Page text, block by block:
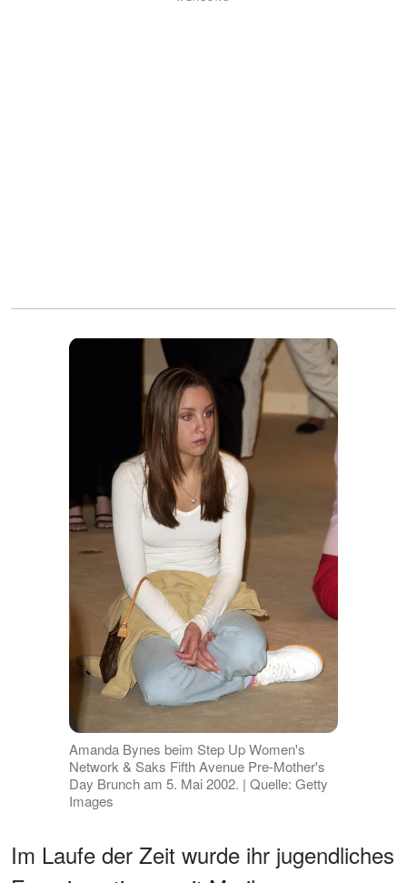
Amanda Bynes beim Step Up Women's
Network & Saks Fifth Avenue Pre-Mother's
Day Brunch am 5. Mai 2002. | Quelle: Getty
Images
Im Laufe der Zeit wurde ihr jugendliches